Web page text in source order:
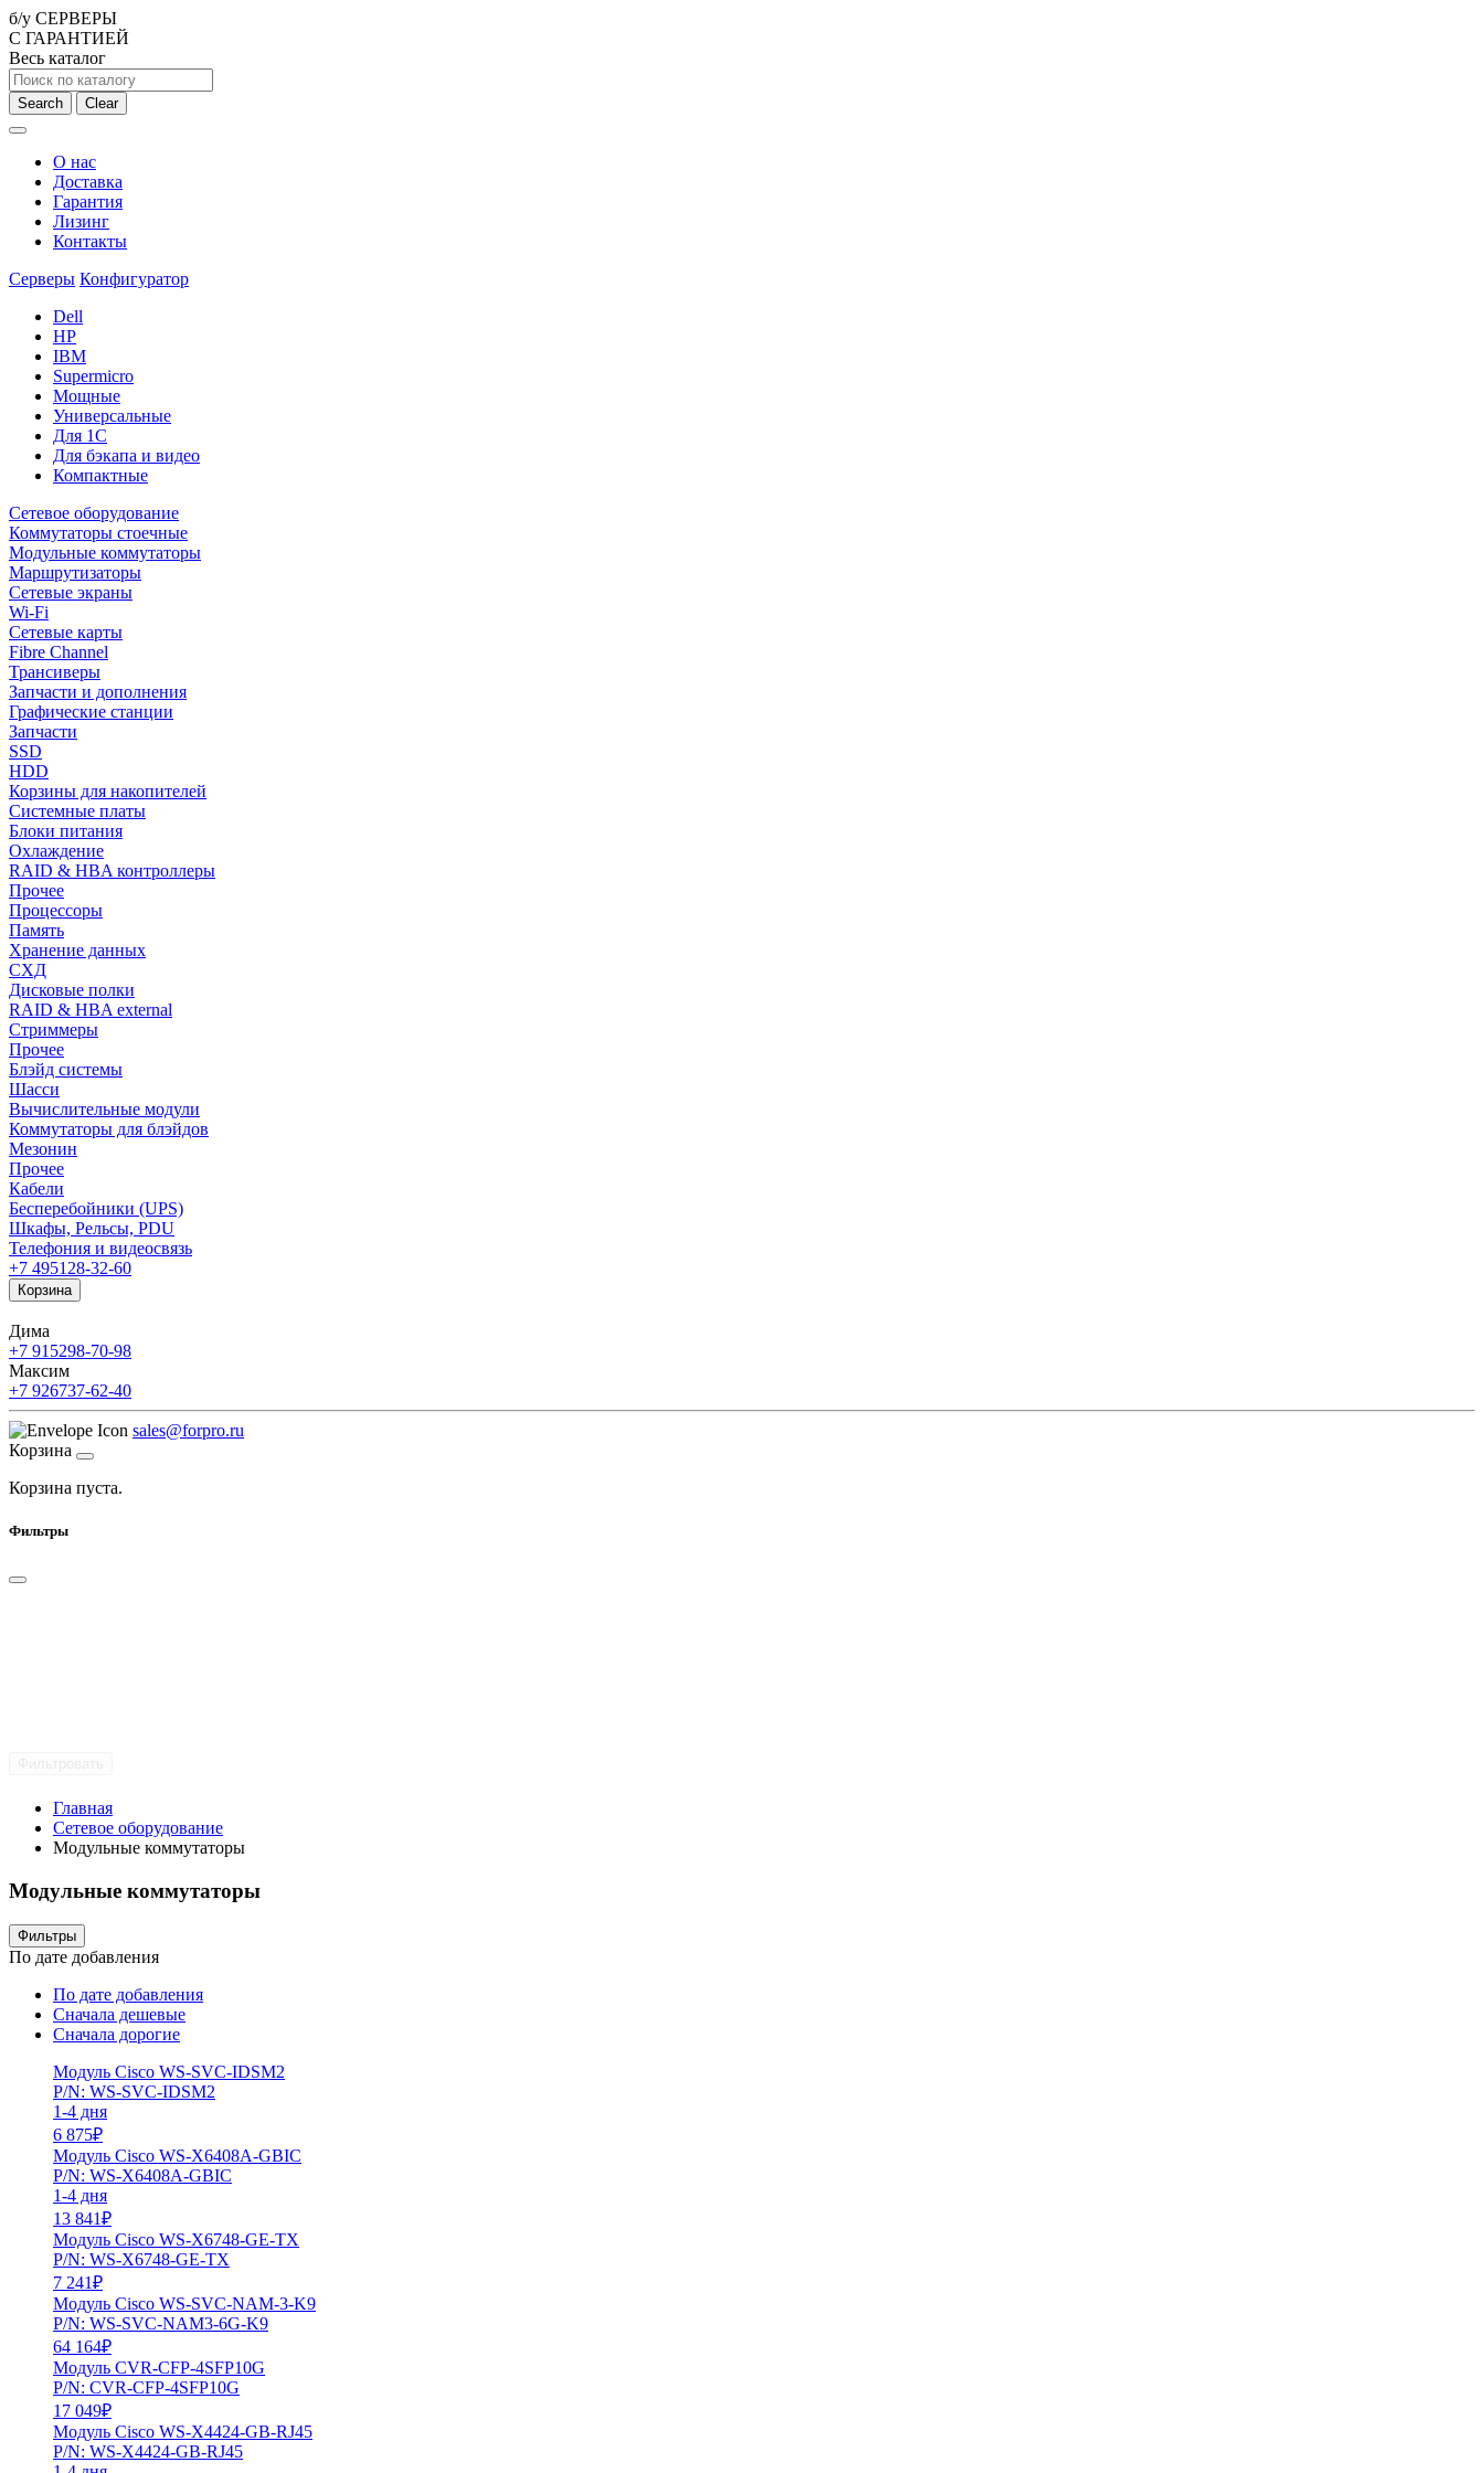
б/у СЕРВЕРЫ
С ГАРАНТИЕЙ
Весь каталог
Search Clear
О нас
Доставка
Гарантия
Лизинг
Контакты
Серверы Конфигуратор
Dell
HP
IBM
Supermicro
Мощные
Универсальные
Для 1С
Для бэкапа и видео
Компактные
Сетевое оборудование
Коммутаторы стоечные
Модульные коммутаторы
Маршрутизаторы
Сетевые экраны
Wi-Fi
Сетевые карты
Fibre Channel
Трансиверы
Запчасти и дополнения
Графические станции
Запчасти
SSD
HDD
Корзины для накопителей
Системные платы
Блоки питания
Охлаждение
RAID & HBA контроллеры
Прочее
Процессоры
Память
Хранение данных
СХД
Дисковые полки
RAID & HBA external
Стриммеры
Прочее
Блэйд системы
Шасси
Вычислительные модули
Коммутаторы для блэйдов
Мезонин
Прочее
Кабели
Бесперебойники (UPS)
Шкафы, Рельсы, PDU
Телефония и видеосвязь
+7 495128-32-60
Корзина
Дима
+7 915298-70-98
Максим
+7 926737-62-40
sales@forpro.ru
Корзина
Корзина пуста.
Фильтры
Главная
Сетевое оборудование
Модульные коммутаторы
Модульные коммутаторы
Фильтры
По дате добавления
По дате добавления
Сначала дешевые
Сначала дорогие
Модуль Cisco WS-SVC-IDSM2
P/N: WS-SVC-IDSM2
1-4 дня
6 875₽
Модуль Cisco WS-X6408A-GBIC
P/N: WS-X6408A-GBIC
1-4 дня
13 841₽
Модуль Cisco WS-X6748-GE-TX
P/N: WS-X6748-GE-TX
7 241₽
Модуль Cisco WS-SVC-NAM-3-K9
P/N: WS-SVC-NAM3-6G-K9
64 164₽
Модуль CVR-CFP-4SFP10G
P/N: CVR-CFP-4SFP10G
17 049₽
Модуль Cisco WS-X4424-GB-RJ45
P/N: WS-X4424-GB-RJ45